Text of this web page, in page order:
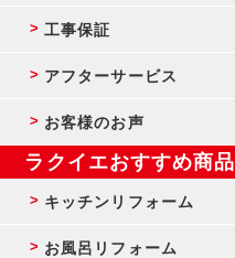
工事保証
アフターサービス
お客様のお声
ラクイエおすすめ商品
キッチンリフォーム
お風呂リフォーム